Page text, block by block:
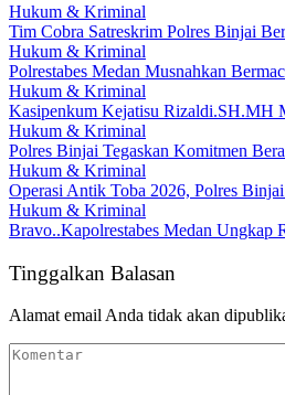
Hukum & Kriminal
Tim Cobra Satreskrim Polres Binjai
Hukum & Kriminal
Polrestabes Medan Musnahkan
Hukum & Kriminal
Kasipenkum Kejatisu Rizaldi.SH.MH
Hukum & Kriminal
Polres Binjai Tegaskan Komitmen
Hukum & Kriminal
Operasi Antik Toba 2026, Polres
Hukum & Kriminal
Bravo..Kapolrestabes Medan Ungkap
Tinggalkan Balasan
Alamat email Anda tidak akan